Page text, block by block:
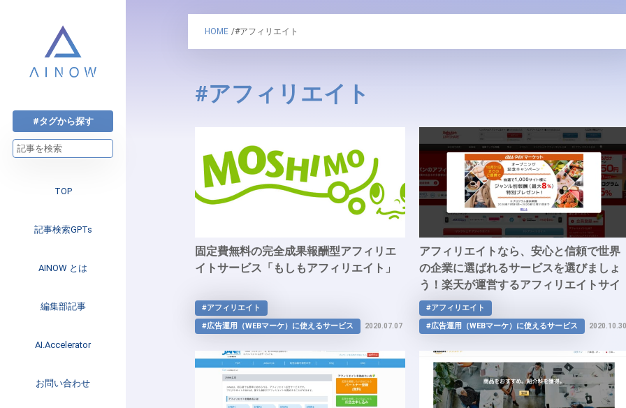
#タグから探す
TOP
記事検索GPTs
AINOW とは
編集部記事
注目のニュース
インタビュー
Web3
AI.Accelerator
AI.Accelerator記事
お問い合わせ
HOME /#アフィリエイト
#アフィリエイト
固定費無料の完全成果報酬型アフィリエ
イトサービス「もしもアフィリエイト」
#アフィリエイト
#広告運用（WEBマーケ）に使えるサービス
2020.07.07
アフィリエイトなら、安心と信頼で世界
の企業に選ばれるサービスを選びましょ
う！楽天が運営するアフィリエイトサイ
ト「楽天LINKSHARE」
#アフィリエイト
#広告運用（WEBマーケ）に使えるサービス
2020.10.30